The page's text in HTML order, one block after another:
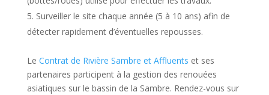
Surveiller le site chaque année (5 à 10 ans) afin de
détecter rapidement d’éventuelles repousses.
Le Contrat de Rivière Sambre et Affluents et ses
partenaires participent à la gestion des renouées
asiatiques sur le bassin de la Sambre. Rendez-vous sur